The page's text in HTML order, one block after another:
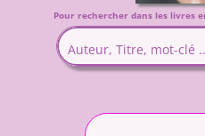
Pour rechercher dans les livres